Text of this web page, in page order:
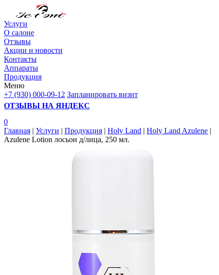
Услуги
О салоне
Отзывы
Акции и новости
Контакты
Аппараты
Продукция
Меню
+7 (930) 000-09-12 Запланировать визит
ОТЗЫВЫ НА ЯНДЕКС
0
Главная | Услуги | Продукция | Holy Land | Holy Land Azulene |
Azulene Lotion лосьон д/лица, 250 мл.